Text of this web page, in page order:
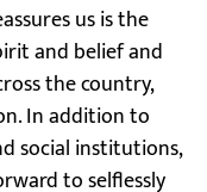
us is the
and belief and
the country,
In addition to
social institutions,
to selflessly